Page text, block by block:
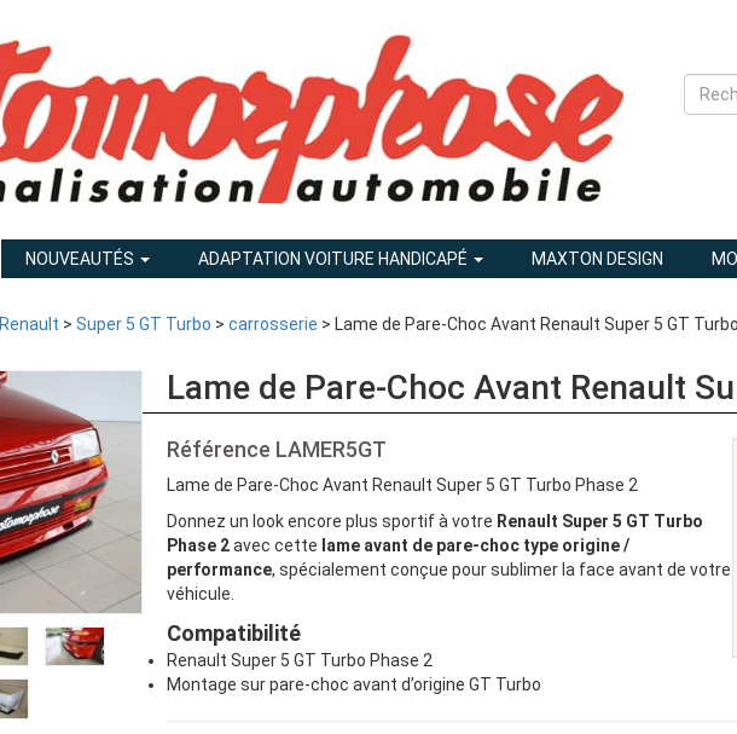
NOUVEAUTÉS ADAPTATION VOITURE HANDICAPÉ MAXTON DESIGN
Renault > Super 5 GT Turbo > carrosserie > Lame de Pare-Choc Avant Renault Super 5 GT
Lame de Pare-Choc Avant Renault
Référence LAMER5GT
Lame de Pare-Choc Avant Renault Super 5 GT Turbo Phase 2
Donnez un look encore plus sportif à votre Renault Super 5 GT Turbo
Phase 2avec cette lame avant de pare-choc type origine /
performance, spécialement conçue pour sublimer la face avant de votre
véhicule.
Compatibilité
Renault Super 5 GT Turbo Phase 2
Montage sur pare-choc avant d’origine GT Turbo